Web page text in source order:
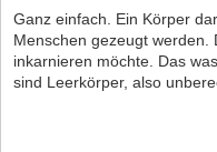
Ganz einfach. Ein Körper
Menschen gezeugt
inkarnieren möchte. Das
sind Leerkörper, also